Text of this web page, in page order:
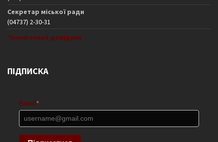
Секретар міської ради
(04737) 2-30-31
Телефонний довідник
ПІДПИСКА
Email *